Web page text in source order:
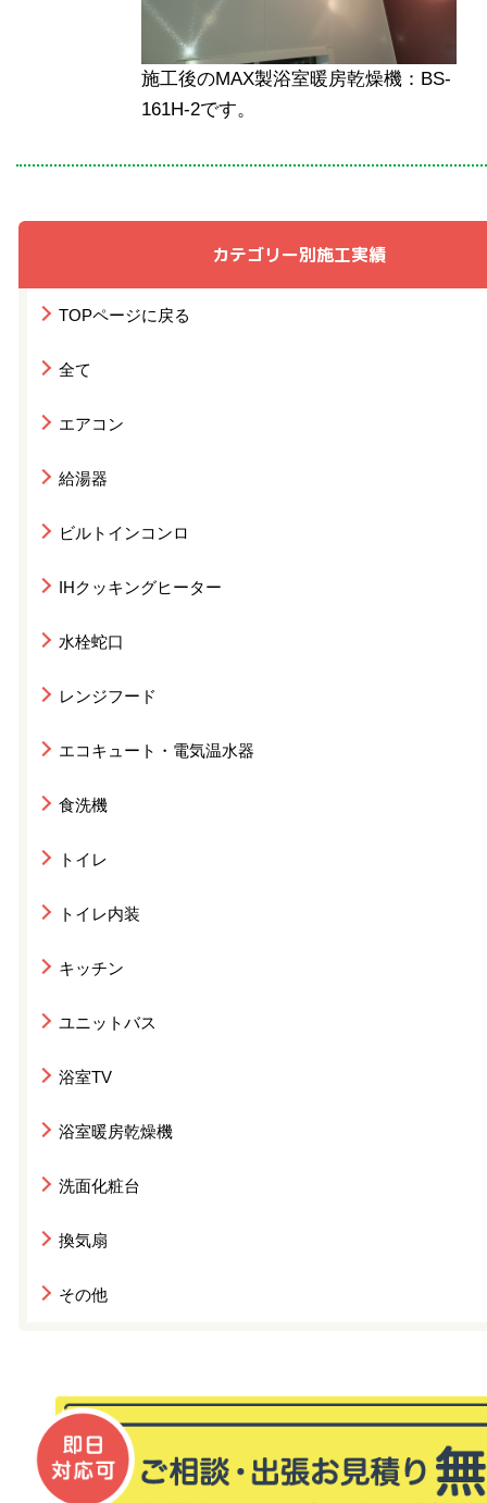
カテゴリー別施工実績
TOPページに戻る
全て
エアコン
給湯器
ビルトインコンロ
IHクッキングヒーター
水栓蛇口
レンジフード
エコキュート・電気温水器
食洗機
トイレ
トイレ内装
キッチン
ユニットバス
浴室TV
浴室暖房乾燥機
洗面化粧台
換気扇
その他
施工後のMAX製浴室暖房乾燥機：BS-
161H-2です。